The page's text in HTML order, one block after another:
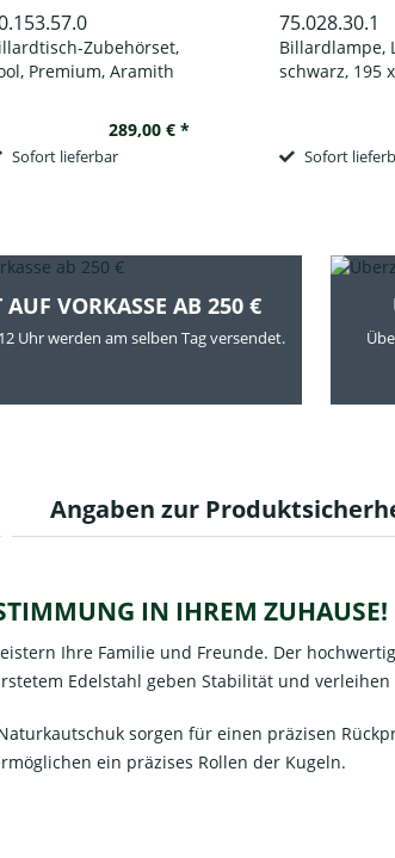
Zubehörset,
Premium, Aramith
289,00 € *
Sofort lieferbar
75.028.30.1
Billardlampe,
schwarz, 195
Sofort
AUF VORKASSE AB 250 €
Uhr werden am selben Tag versendet.
Angaben zur
IN IHREM ZUHAUSE!
Ihre Familie und Freunde. Der
Edelstahl geben Stabilität und
sorgen für einen präzisen
ein präzises Rollen der Kugeln.